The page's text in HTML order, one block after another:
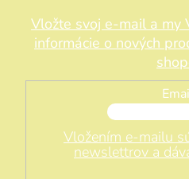
Vložte svoj e-mail a my
informácie o nových
Vložením e-mailu
newslettrov a